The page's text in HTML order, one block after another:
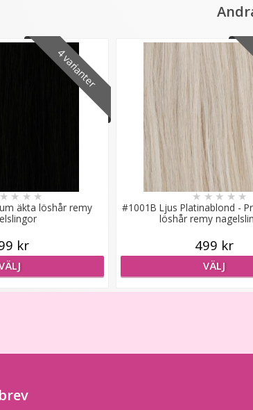
4 varianter
äkta löshår remy
★★★
kr
#1001B Ljus Platinablond -
löshår remy
★★★★★
499 kr
VÄLJ